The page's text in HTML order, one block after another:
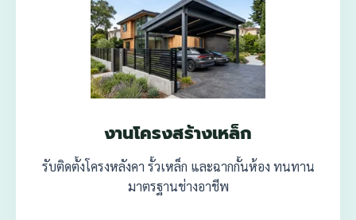
งานโครงสร้างเหล็ก
รับติดตั้งโครงหลังคา รั้วเหล็ก และฉากกั้นห้อง ทนทาน
มาตรฐานช่างอาชีพ